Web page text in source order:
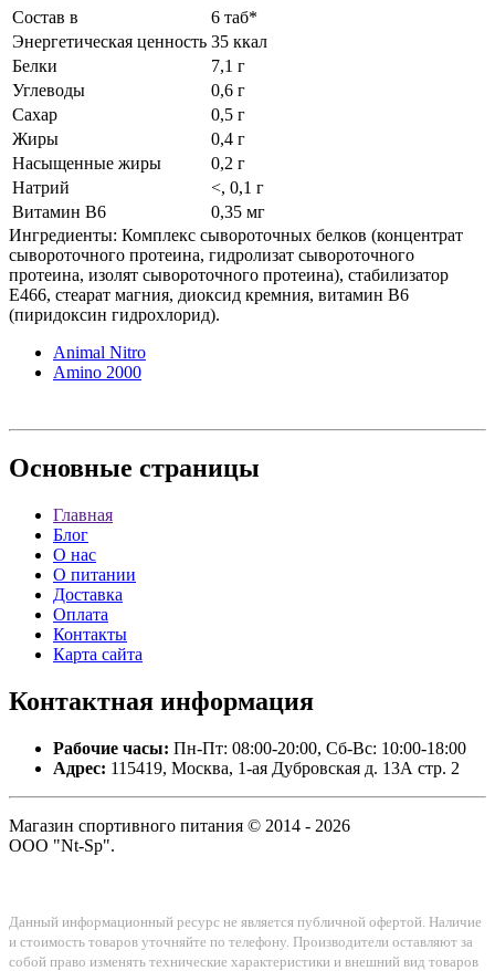
Состав в
6 таб*
Энергетическая ценность 35 ккал
Белки
7,1 г
Углеводы
0,6 г
Сахар
0,5 г
Жиры
0,4 г
Насыщенные жиры
0,2 г
Натрий
<, 0,1 г
Витамин B6
0,35 мг
Ингредиенты: Комплекс сывороточных белков (концентрат
сывороточного протеина, гидролизат сывороточного
протеина, изолят сывороточного протеина), стабилизатор
Е466, стеарат магния, диоксид кремния, витамин В6
(пиридоксин гидрохлорид).
Animal Nitro
Amino 2000
Основные страницы
Главная
Блог
О нас
О питании
Доставка
Оплата
Контакты
Карта сайта
Контактная информация
Рабочие часы: Пн-Пт: 08:00-20:00, Сб-Вс: 10:00-18:00
Адрес: 115419, Москва, 1-ая Дубровская д. 13А стр. 2
Магазин спортивного питания © 2014 - 2026
ООО "Nt-Sp".
Данный информационный ресурс не является публичной офертой. Наличие
и стоимость товаров уточняйте по телефону. Производители оставляют за
собой право изменять технические характеристики и внешний вид товаров